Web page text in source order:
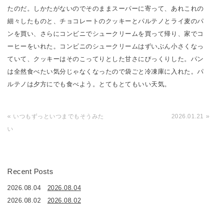
たのだ。しかたがないのでそのままスーパーに寄って、あれこれの
細々したものと、チョコレートのクッキーとパルテノとライ麦のパ
ンを買い、さらにコンビニでシュークリームを買って帰り、家でコ
ーヒーをいれた。コンビニのシュークリームはずいぶん小さくなっ
ていて、クッキーはそのこってりとした甘さにびっくりした。パン
は全然食べたい気分じゃなくなったので袋ごと冷凍庫に入れた。パ
ルテノは夕方にでも食べよう。とてもとてもいい天気。
« いつもずっといつまでもそうみた
い
2026.01.21 »
Recent Posts
2026.08.04
2026.08.04
2026.08.02
2026.08.02